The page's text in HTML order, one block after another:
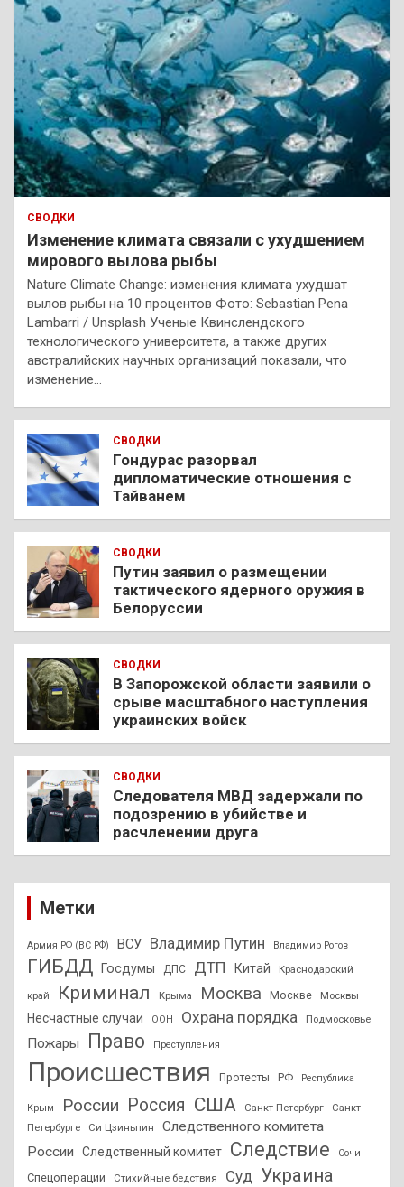
СВОДКИ
Изменение климата связали с ухудшением
мирового вылова рыбы
Nature Climate Change: изменения климата ухудшат
вылов рыбы на 10 процентов Фото: Sebastian Pena
Lambarri / Unsplash Ученые Квинслендского
технологического университета, а также других
австралийских научных организаций показали, что
изменение…
СВОДКИ
Гондурас разорвал
дипломатические отношения с
Тайванем
СВОДКИ
Путин заявил о размещении
тактического ядерного оружия в
Белоруссии
СВОДКИ
В Запорожской области заявили о
срыве масштабного наступления
украинских войск
СВОДКИ
Следователя МВД задержали по
подозрению в убийстве и
расчленении друга
Метки
Армия РФ (ВС РФ) ВСУ Владимир Путин Владимир Рогов
ГИБДД Госдумы ДПС ДТП Китай Краснодарский
край Криминал Крыма Москва Москве Москвы
Несчастные случаи ООН Охрана порядка Подмосковье
Пожары Право Преступления
Происшествия Протесты РФ Республика
Крым России Россия США Санкт-Петербург
Санкт-
Петербурге
Си Цзиньпин
Следственного комитета
России
Следственный комитет Следствие Сочи
Спецоперации Стихийные бедствия Суд Украина